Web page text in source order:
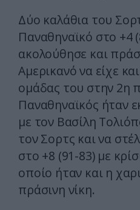
Δύο καλάθια του
Παναθηναϊκό στο +4
ακολούθησε και
Αμερικανό να είχε
ομάδας του στην 2η
Παναθηναϊκός ήταν
με τον Βασίλη
τον Σορτς και να
στο +8 (91-83) με
οποίο ήταν και η
πράσινη νίκη.